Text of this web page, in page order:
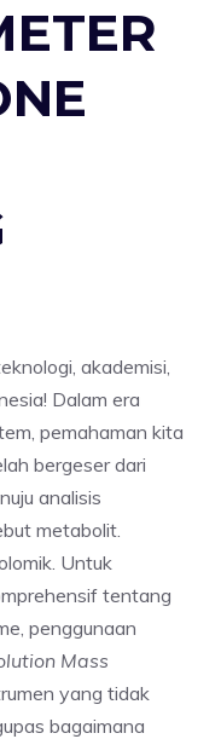
akademisi,
Dalam era
pemahaman kita
bergeser dari
analisis
metabolit.
Untuk
tentang
penggunaan
Mass
yang tidak
bagaimana